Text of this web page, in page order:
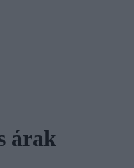
árak